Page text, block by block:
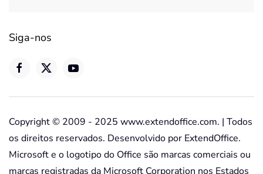
Siga-nos
Copyright © 2009 - 2025 www.extendoffice.com. | Todos
os direitos reservados. Desenvolvido por ExtendOffice.
Microsoft e o logotipo do Office são marcas comerciais ou
marcas registradas da Microsoft Corporation nos Estados